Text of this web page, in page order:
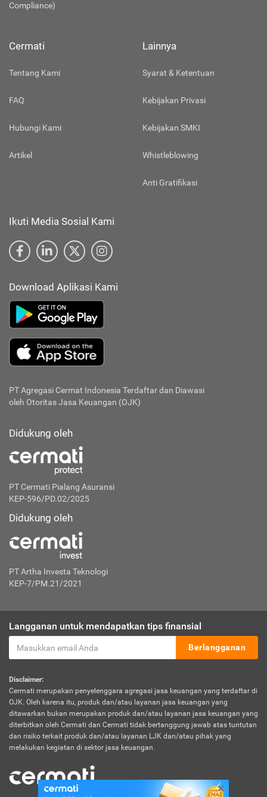
Compliance)
Cermati
Tentang Kami
FAQ
Hubungi Kami
Artikel
Lainnya
Syarat & Ketentuan
Kebijakan Privasi
Kebijakan SMKI
Whistleblowing
Anti Gratifikasi
Ikuti Media Sosial Kami
Download Aplikasi Kami
PT Agregasi Cermat Indonesia Terdaftar dan Diawasi
oleh Otoritas Jasa Keuangan (OJK)
Didukung oleh
PT Cermati Pialang Asuransi
KEP-596/PD.02/2025
Didukung oleh
PT Artha Investa Teknologi
KEP-7/PM.21/2021
Langganan untuk mendapatkan tips finansial
Berlangganan
Disclaimer:
Cermati merupakan penyelenggara agregasi jasa keuangan yang terdaftar di
OJK. Oleh karena itu, produk dan/atau layanan jasa keuangan yang
ditawarkan bukan merupakan produk dan/atau layanan jasa keuangan yang
diterbitkan oleh Cermati dan Cermati tidak bertanggung jawab atas tuntutan
dan risiko terkait produk dan/atau layanan LJK dan/atau pihak yang
melakukan kegiatan di sektor jasa keuangan.